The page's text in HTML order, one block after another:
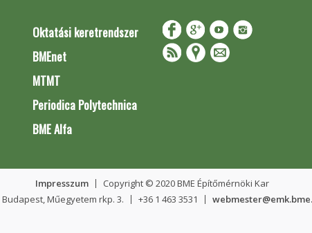
Oktatási keretrendszer
BMEnet
MTMT
Periodica Polytechnica
BME Alfa
Impresszum
Copyright © 2020 BME Építőmérnöki Kar
Budapest, Műegyetem rkp. 3.
+36 1 463 3531